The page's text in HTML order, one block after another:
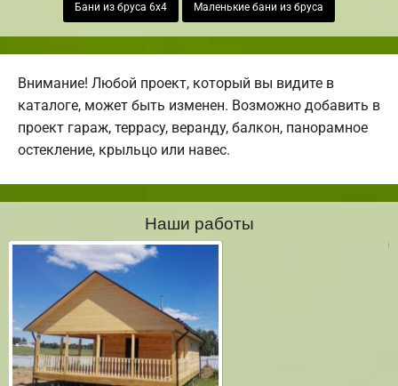
Бани из бруса 6х4 Маленькие бани из бруса
Внимание! Любой проект, который вы видите в
каталоге, может быть изменен. Возможно добавить в
проект гараж, террасу, веранду, балкон, панорамное
остекление, крыльцо или навес.
Наши работы